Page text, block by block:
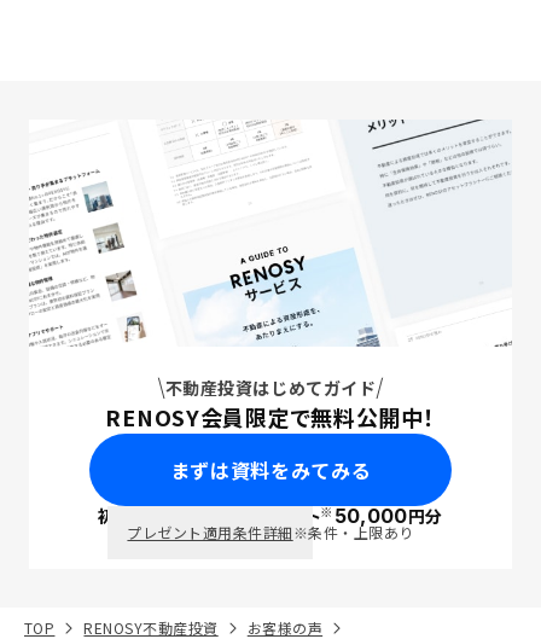
不動産投資はじめてガイド
RENOSY会員限定で無料公開中！
まずは資料をみてみる
初回面談で ポイント※50,000円分
プレゼント適用条件詳細※条件・上限あり
TOP RENOSY不動産投資
お客様の声